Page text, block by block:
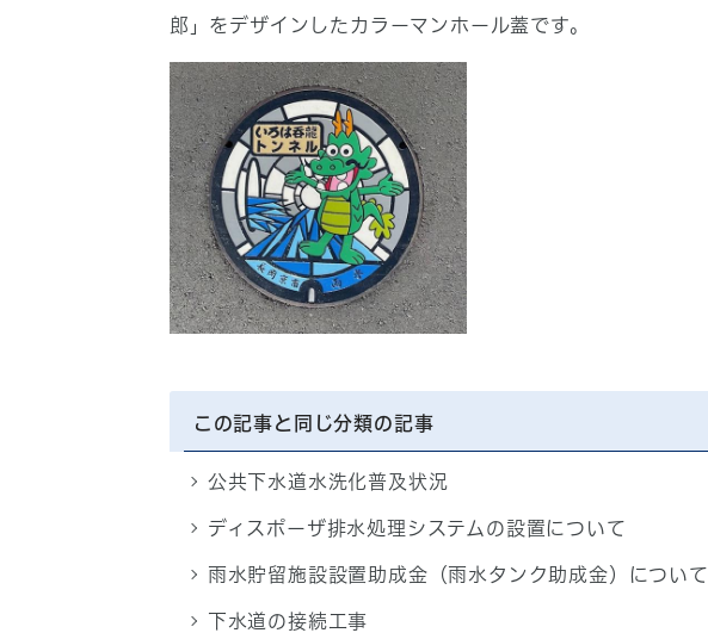
郎」をデザインしたカラーマンホール蓋です。
この記事と同じ分類の記事
公共下水道水洗化普及状況
ディスポーザ排水処理システムの設置について
雨水貯留施設設置助成金（雨水タンク助成金）について
下水道の接続工事